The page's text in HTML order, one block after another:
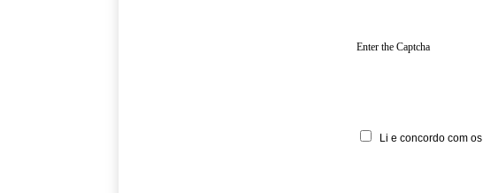
Enter the Captcha
Li e concordo com os